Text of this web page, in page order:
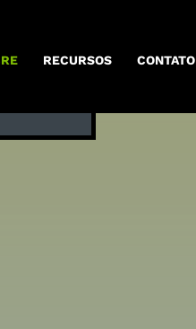
RECURSOS CONTATO